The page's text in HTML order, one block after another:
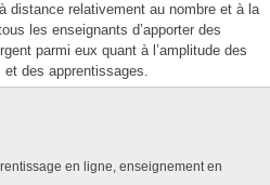
distance relativement au nombre et à la
les enseignants d’apporter des
parmi eux quant à l’amplitude des
des apprentissages.
en ligne, enseignement en